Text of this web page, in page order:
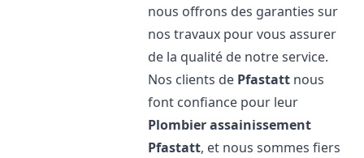
nous offrons des garanties sur
nos travaux pour vous assurer
de la qualité de notre service.
Nos clients de Pfastatt nous
font confiance pour leur
Plombier assainissement
Pfastatt, et nous sommes fiers